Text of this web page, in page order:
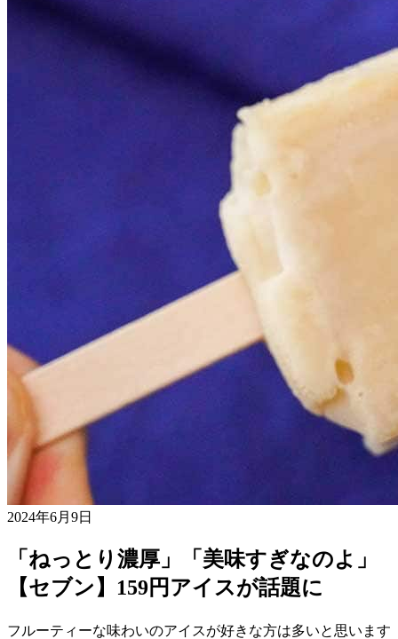
2024年6月9日
「ねっとり濃厚」「美味すぎなのよ」
【セブン】159円アイスが話題に
フルーティーな味わいのアイスが好きな方は多いと思います